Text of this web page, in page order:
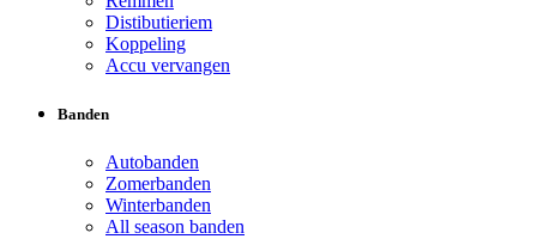
Distibutieriem
Koppeling
Accu vervangen
Banden
Autobanden
Zomerbanden
Winterbanden
All season banden